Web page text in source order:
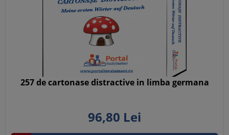
257 de cartonase distractive in limba germana
96,80 Lei